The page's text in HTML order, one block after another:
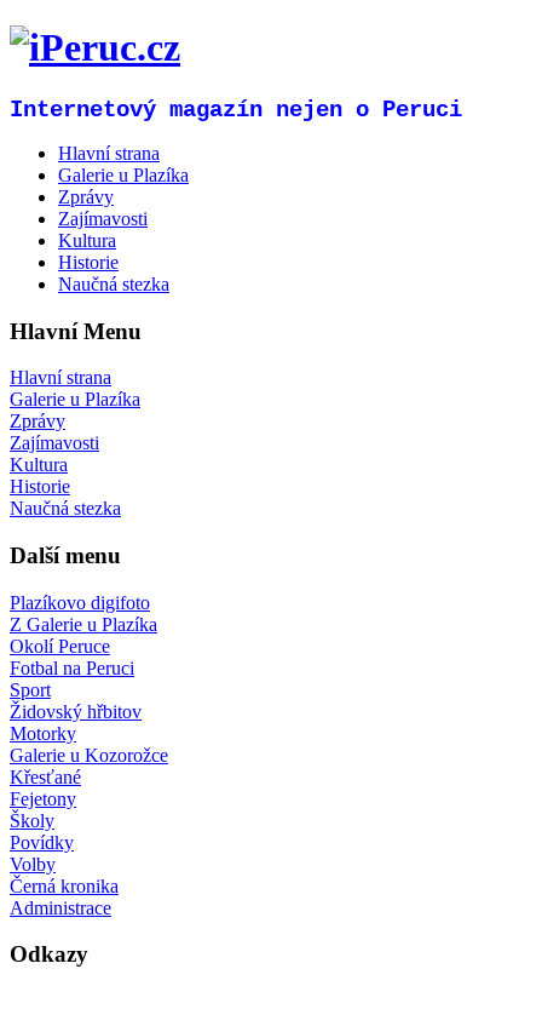
Internetový magazín nejen o Peruci
Hlavní strana
Galerie u Plazíka
Zprávy
Zajímavosti
Kultura
Historie
Naučná stezka
Hlavní Menu
Hlavní strana
Galerie u Plazíka
Zprávy
Zajímavosti
Kultura
Historie
Naučná stezka
Další menu
Plazíkovo digifoto
Z Galerie u Plazíka
Okolí Peruce
Fotbal na Peruci
Sport
Židovský hřbitov
Motorky
Galerie u Kozorožce
Křesťané
Fejetony
Školy
Povídky
Volby
Černá kronika
Administrace
Odkazy